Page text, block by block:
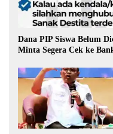
Dana PIP Siswa Belum
Minta Segera Cek ke